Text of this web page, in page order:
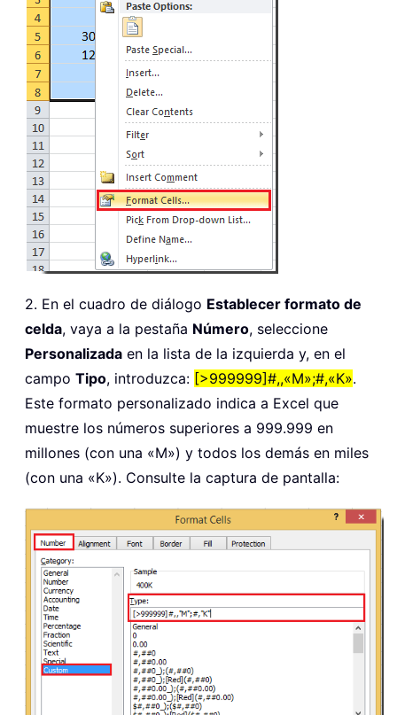
2. En el cuadro de diálogo Establecer formato de
celda, vaya a la pestaña Número, seleccione
Personalizada en la lista de la izquierda y, en el
campo Tipo, introduzca: [>999999]#,,«M»;#,«K».
Este formato personalizado indica a Excel que
muestre los números superiores a 999.999 en
millones (con una «M») y todos los demás en miles
(con una «K»). Consulte la captura de pantalla: